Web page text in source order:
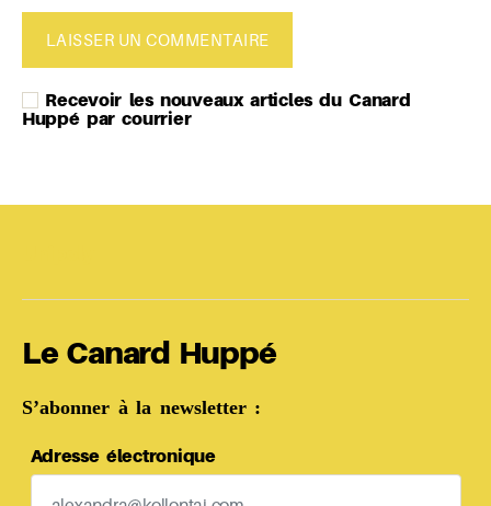
Recevoir les nouveaux articles du Canard
Huppé par courrier
Le Canard Huppé
S’abonner à la newsletter :
Adresse électronique